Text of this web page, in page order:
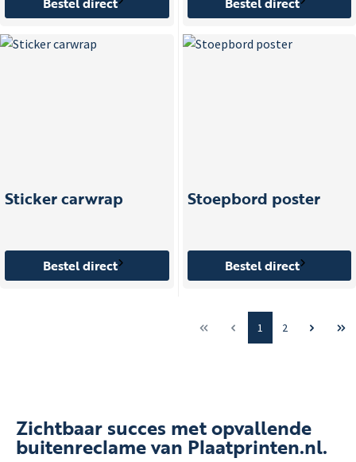
Sticker carwrap
Bestel direct
Stoepbord poster
Bestel direct
1 2
Zichtbaar succes met opvallende
buitenreclame van Plaatprinten.nl.